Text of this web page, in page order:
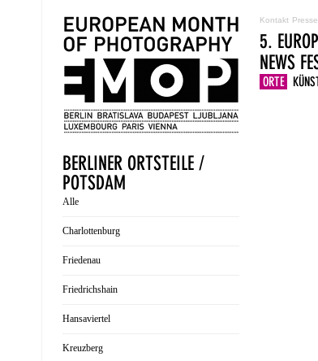
Kontakt Presse
5.
NEWS
ORTE
BERLINER ORTSTEILE /
POTSDAM
Alle
Charlottenburg
Friedenau
Friedrichshain
Hansaviertel
Kreuzberg